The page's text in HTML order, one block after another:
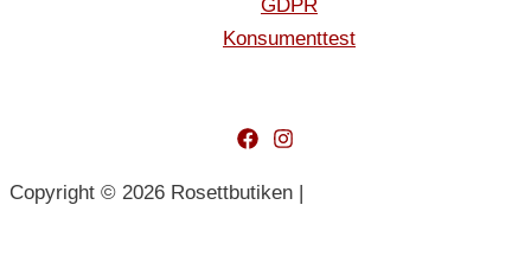
GDPR
Konsumenttest
Copyright © 2026 Rosettbutiken |